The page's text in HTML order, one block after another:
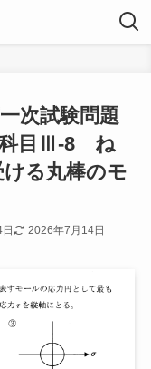
次試験問題
科目Ⅲ-8 ね
る丸棒のモ
2026年7月14日